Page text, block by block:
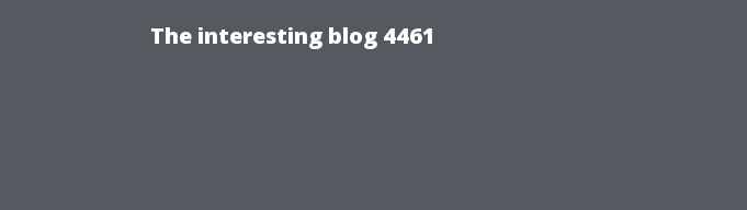
The interesting blog 4461